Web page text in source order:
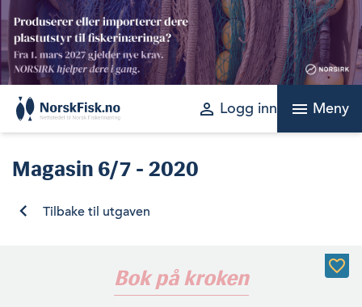
Skip
content
perm_identity Logg inn menu Meny
Magasin 6/7 - 2020
Tilbake til utgaven
Bok på kroken